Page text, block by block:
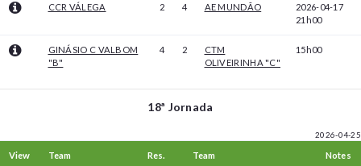
CCR VÁLEGA 2 4 AE MUNDÃO
2026-04-17
21h00
GINÁSIO C VALBOM
"B"
4 2
CTM
OLIVEIRINHA "C"
15h00
18ª Jornada
2026-04-25
View Team Res. Team Notes